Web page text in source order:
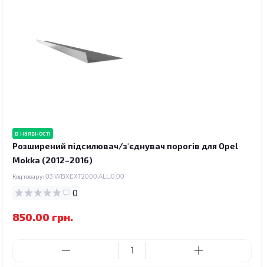
в наявності
Розширений підсилювач/з'єднувач порогів для Opel
Mokka (2012–2016)
Код товару: 03.WBXEXT2000.ALL.0.00
0
850.00 грн.